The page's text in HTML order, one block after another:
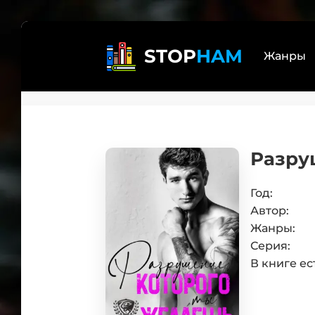
STOPHAM Жанры
Год:
Автор:
Жанры:
Серия:
В книге